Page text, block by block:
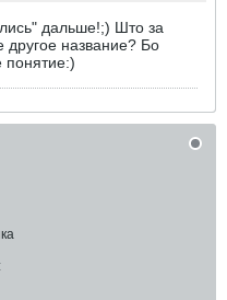
дальше!;) Што за
другое название? Бо
понятие:)